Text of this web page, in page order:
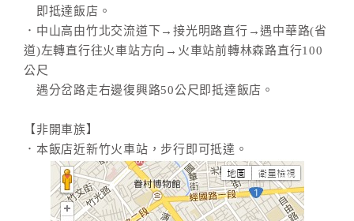
即抵達飯店。
．中山高由竹北交流道下→接光明路直行→遇中華路(省
道)左轉直行往火車站方向→火車站前轉林森路直行100
公尺
遇分岔路走右邊復興路50公尺即抵達飯店。
【非開車族】
．本飯店近新竹火車站，步行即可抵達。